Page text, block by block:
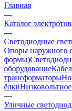
Главная
—
Каталог
—
Светодиодные
Опоры наружного
формы)
оборудование
трансформаторы
ёлки
—
Уличные